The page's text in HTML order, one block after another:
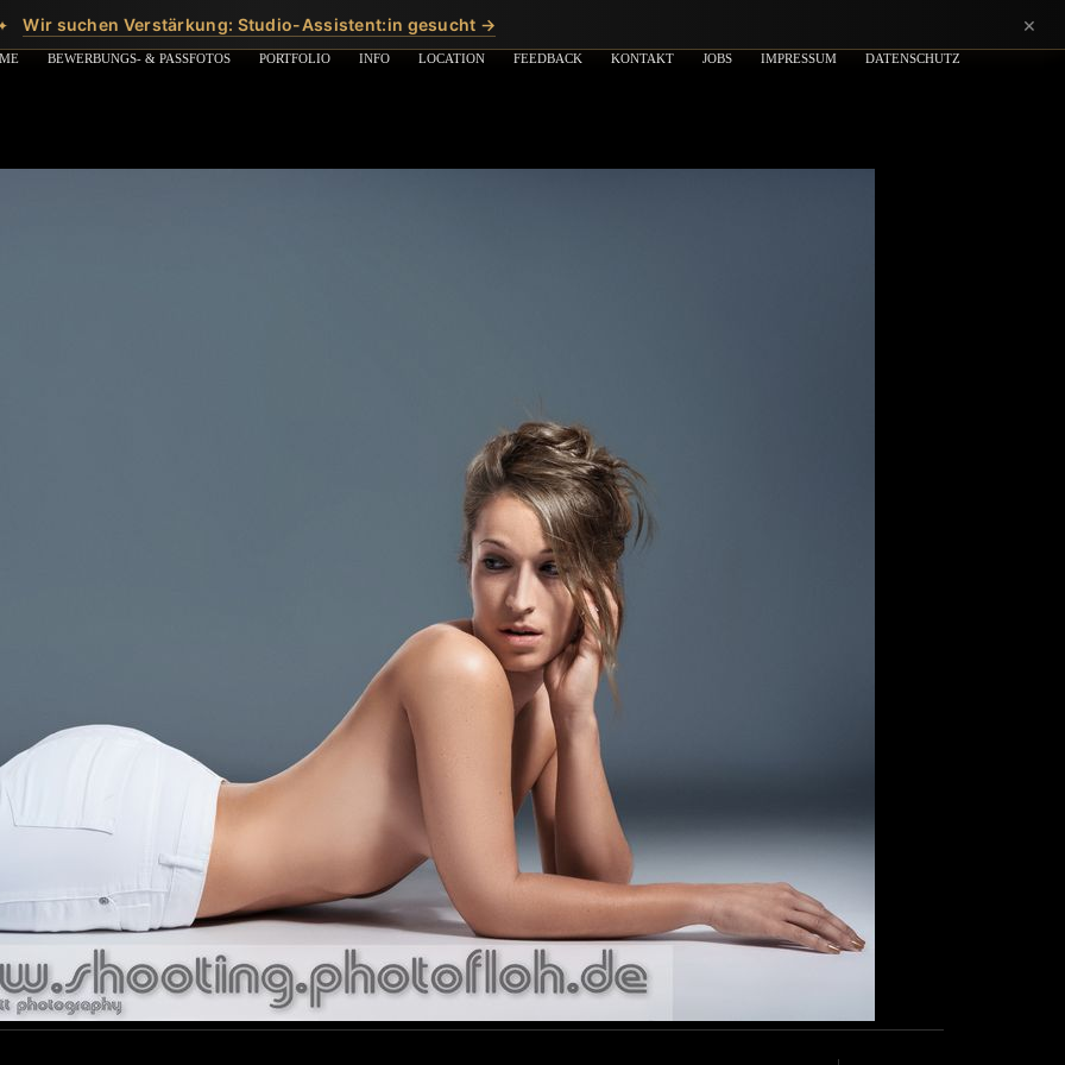
BEWERBUNGS- & PASSFOTOS PORTFOLIO INFO LOCATION FEEDBACK KONTAKT JOBS IMPRESSUM DATENSCHUTZ
Wir suchen Verstärkung: Studio-Assistent:in gesucht → ×